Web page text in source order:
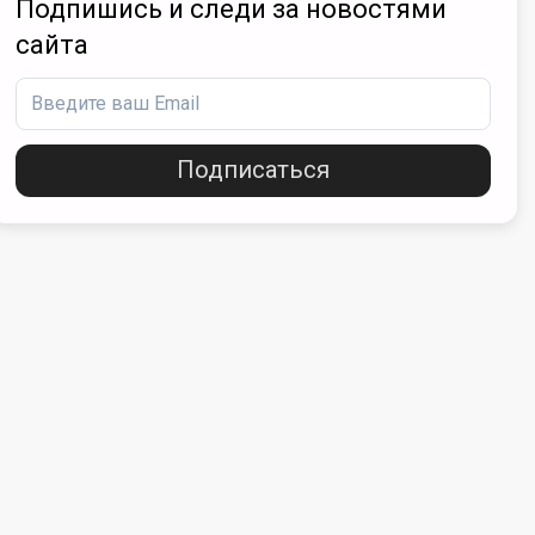
Подпишись и следи за новостями
сайта
Подписаться